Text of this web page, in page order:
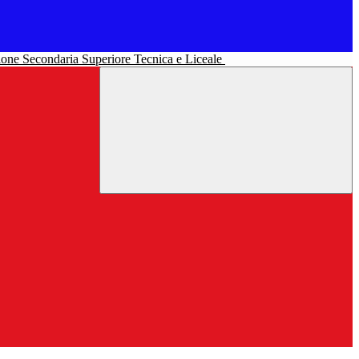
Secondaria Superiore Tecnica e Liceale